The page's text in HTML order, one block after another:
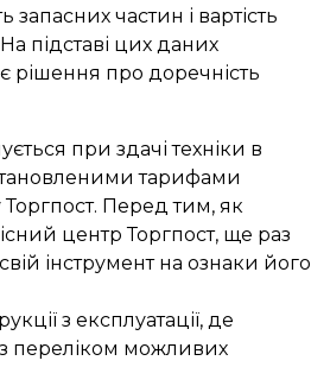
запасних частин і вартість
підставі цих даних
про доречність
при здачі техніки в
тарифами
Торгпост. Перед тим, як
центр Торгпост, ще раз
інструмент на ознаки його
з експлуатації, де
переліком можливих